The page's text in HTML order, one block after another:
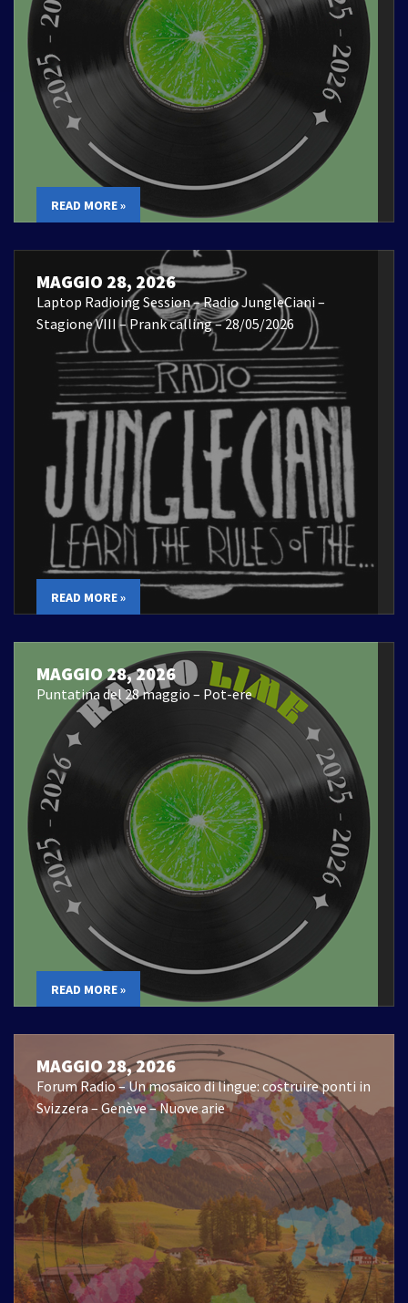
READ MORE »
MAGGIO 28, 2026
Laptop Radioing Session – Radio JungleCiani –
Stagione VIII – Prank calling – 28/05/2026
READ MORE »
MAGGIO 28, 2026
Puntatina del 28 maggio – Pot-ere
READ MORE »
MAGGIO 28, 2026
Forum Radio – Un mosaico di lingue: costruire ponti in
Svizzera – Genève – Nuove arie